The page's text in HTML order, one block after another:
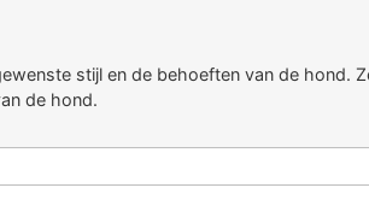
stijl en de behoeften van de hond.
de hond.